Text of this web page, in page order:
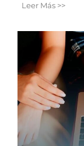
Leer Más >>